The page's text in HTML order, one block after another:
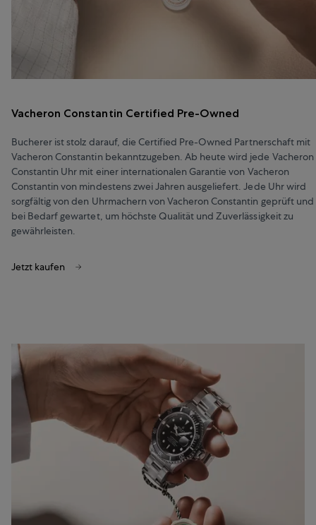
Vacheron Constantin Certified Pre-Owned
Bucherer ist stolz darauf, die Certified Pre-Owned Partnerschaft mit
Vacheron Constantin bekanntzugeben. Ab heute wird jede Vacheron
Constantin Uhr mit einer internationalen Garantie von Vacheron
Constantin von mindestens zwei Jahren ausgeliefert. Jede Uhr wird
sorgfältig von den Uhrmachern von Vacheron Constantin geprüft und
bei Bedarf gewartet, um höchste Qualität und Zuverlässigkeit zu
gewährleisten.
Jetzt kaufen